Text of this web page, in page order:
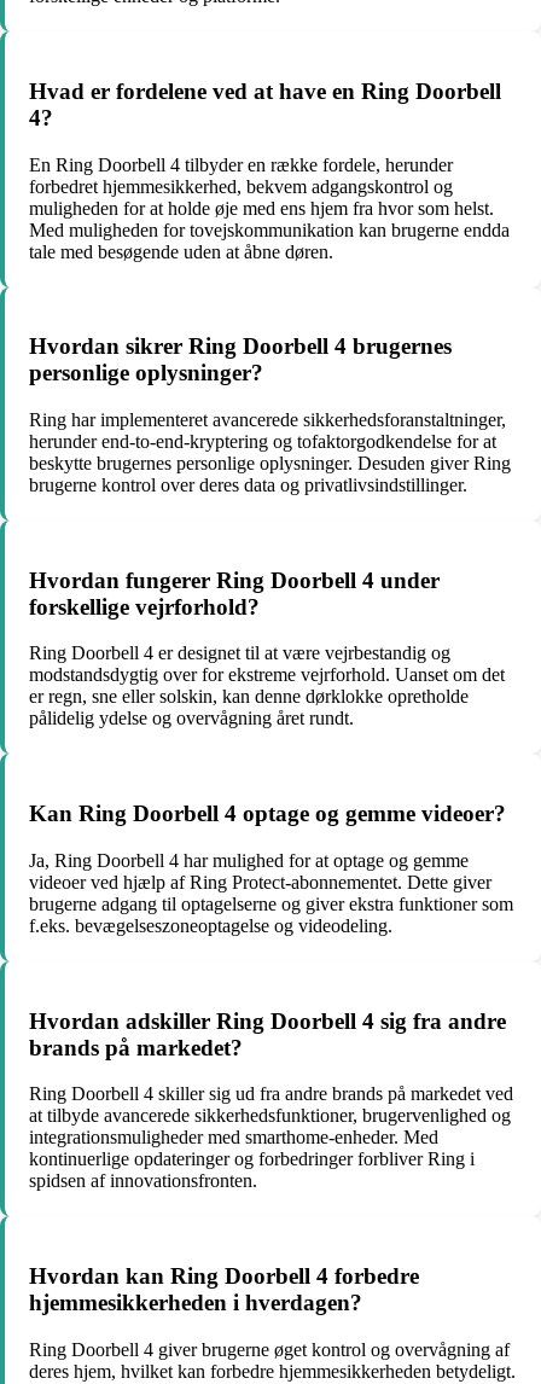
Hvad er fordelene ved at have en Ring Doorbell
4?
En Ring Doorbell 4 tilbyder en række fordele, herunder
forbedret hjemmesikkerhed, bekvem adgangskontrol og
muligheden for at holde øje med ens hjem fra hvor som helst.
Med muligheden for tovejskommunikation kan brugerne endda
tale med besøgende uden at åbne døren.
Hvordan sikrer Ring Doorbell 4 brugernes
personlige oplysninger?
Ring har implementeret avancerede sikkerhedsforanstaltninger,
herunder end-to-end-kryptering og tofaktorgodkendelse for at
beskytte brugernes personlige oplysninger. Desuden giver Ring
brugerne kontrol over deres data og privatlivsindstillinger.
Hvordan fungerer Ring Doorbell 4 under
forskellige vejrforhold?
Ring Doorbell 4 er designet til at være vejrbestandig og
modstandsdygtig over for ekstreme vejrforhold. Uanset om det
er regn, sne eller solskin, kan denne dørklokke opretholde
pålidelig ydelse og overvågning året rundt.
Kan Ring Doorbell 4 optage og gemme videoer?
Ja, Ring Doorbell 4 har mulighed for at optage og gemme
videoer ved hjælp af Ring Protect-abonnementet. Dette giver
brugerne adgang til optagelserne og giver ekstra funktioner som
f.eks. bevægelseszoneoptagelse og videodeling.
Hvordan adskiller Ring Doorbell 4 sig fra andre
brands på markedet?
Ring Doorbell 4 skiller sig ud fra andre brands på markedet ved
at tilbyde avancerede sikkerhedsfunktioner, brugervenlighed og
integrationsmuligheder med smarthome-enheder. Med
kontinuerlige opdateringer og forbedringer forbliver Ring i
spidsen af innovationsfronten.
Hvordan kan Ring Doorbell 4 forbedre
hjemmesikkerheden i hverdagen?
Ring Doorbell 4 giver brugerne øget kontrol og overvågning af
deres hjem, hvilket kan forbedre hjemmesikkerheden betydeligt.